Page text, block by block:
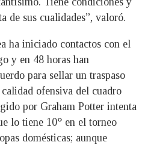
de sus cualidades”, valoró.
ha iniciado contactos con el
y en 48 horas han
para sellar un traspaso
ofensiva del cuadro
por Graham Potter intenta
lo tiene 10° en el torneo
domésticas; aunque